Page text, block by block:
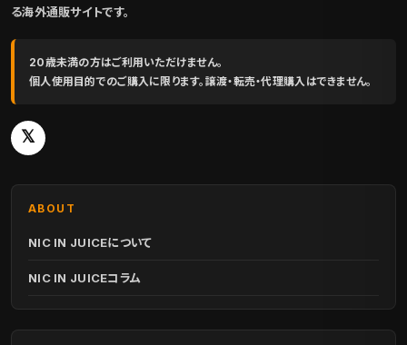
る海外通販サイトです。
20歳未満の方はご利用いただけません。
個人使用目的でのご購入に限ります。譲渡・転売・代理購入はできません。
𝕏
ABOUT
NIC IN JUICEについて
NIC IN JUICEコラム